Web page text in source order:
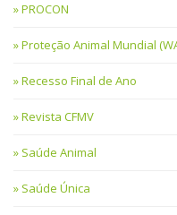
PROCON
Proteção Animal Mundial
Recesso Final de Ano
Revista CFMV
Saúde Animal
Saúde Única